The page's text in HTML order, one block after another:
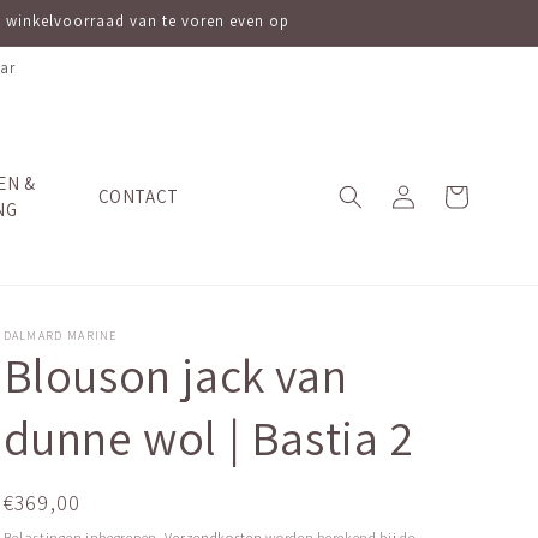
van te voren even op
&
CONTACT InloggenWinkelwagen
DALMARD MARINE
Blouson jack van
dunne wol | Bastia 2
Normale
€369,00